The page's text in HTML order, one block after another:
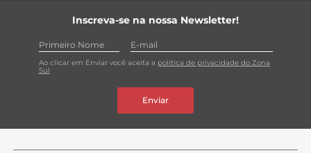
Inscreva-se na nossa Newsletter!
Ao clicar em Enviar você aceita a política de privacidade do Zona
Sul
Enviar